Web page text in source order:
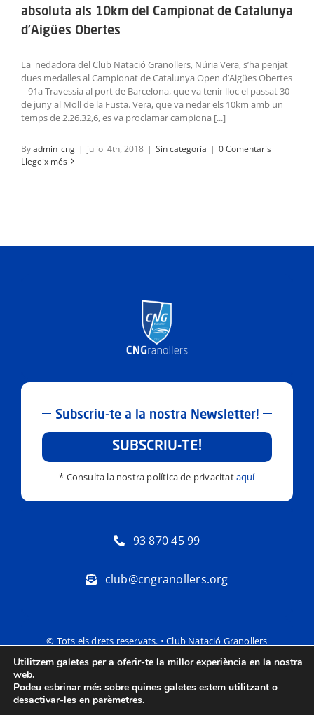
absoluta als 10km del Campionat de Catalunya
d’Aigües Obertes
La nedadora del Club Natació Granollers, Núria Vera, s’ha penjat
dues medalles al Campionat de Catalunya Open d’Aigües Obertes
– 91a Travessia al port de Barcelona, que va tenir lloc el passat 30
de juny al Moll de la Fusta. Vera, que va nedar els 10km amb un
temps de 2.26.32,6, es va proclamar campiona [...]
Byadmin_cng | juliol 4th, 2018 | Sin categoría | 0 Comentaris
Llegeix més
Subscriu-te a la nostra Newsletter!
SUBSCRIU-TE!
* Consulta la nostra política de privacitataquí
93 870 45 99
club@cngranollers.org
© Tots els drets reservats. • Club Natació Granollers
Política de privacitat Avís Legal
Utilitzem galetes per a oferir-te la millor experiència en la nostra
web.
Podeu esbrinar més sobre quines galetes estem utilitzant o
desactivar-les en parèmetres.